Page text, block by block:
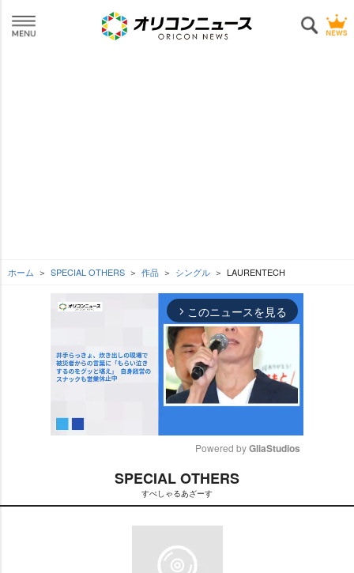
ホーム SPECIAL OTHERS 作品 シングル LAURENTECH
arrow_forward_ios このニュースを見る
t
Powered by GliaStudios
SPECIAL OTHERS
すぺしゃるあざーす